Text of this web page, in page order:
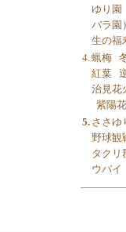
ゆり園
バラ園）
生の福
4.蝋梅
紅葉
治見花
紫陽
5. ささゆ
野球観
タクリ
ウバイ